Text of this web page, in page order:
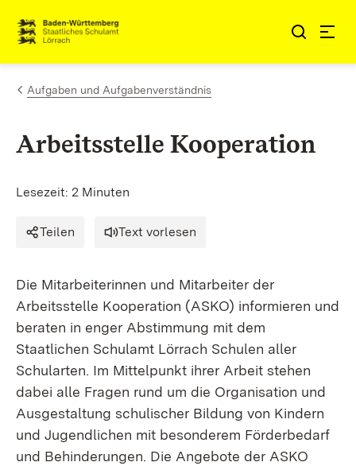
Zum Inhalt springen
Link zur Startseite
Aufgaben und Aufgabenverständnis
Arbeitsstelle Kooperation
Lesezeit: 2 Minuten
Teilen Text vorlesen
Die Mitarbeiterinnen und Mitarbeiter der
Arbeitsstelle Kooperation (ASKO) informieren und
beraten in enger Abstimmung mit dem
Staatlichen Schulamt Lörrach Schulen aller
Schularten. Im Mittelpunkt ihrer Arbeit stehen
dabei alle Fragen rund um die Organisation und
Ausgestaltung schulischer Bildung von Kindern
und Jugendlichen mit besonderem Förderbedarf
und Behinderungen. Die Angebote der ASKO